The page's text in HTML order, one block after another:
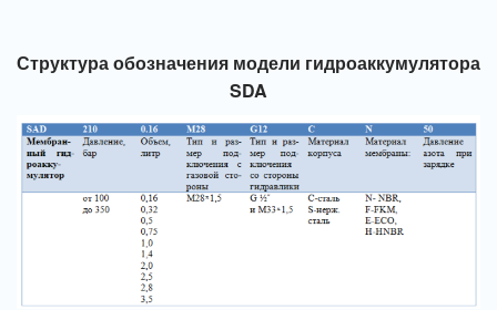
Структура обозначения модели гидроаккумулятора
SDA